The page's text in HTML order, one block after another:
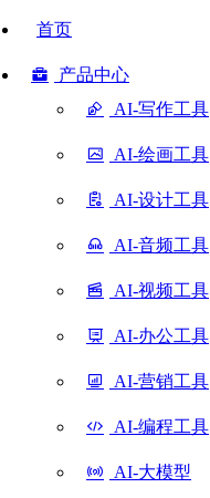
首页
产品中心
AI-写作工具
AI-绘画工具
AI-设计工具
AI-音频工具
AI-视频工具
AI-办公工具
AI-营销工具
AI-编程工具
AI-大模型